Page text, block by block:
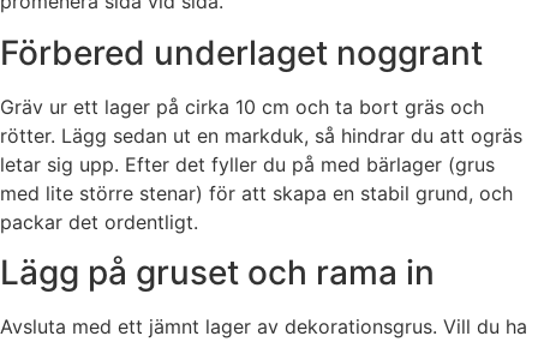
Förbered underlaget noggrant
Gräv ur ett lager på cirka 10 cm och ta bort gräs och
rötter. Lägg sedan ut en markduk, så hindrar du att ogräs
letar sig upp. Efter det fyller du på med bärlager (grus
med lite större stenar) för att skapa en stabil grund, och
packar det ordentligt.
Lägg på gruset och rama in
Avsluta med ett jämnt lager av dekorationsgrus. Vill du ha